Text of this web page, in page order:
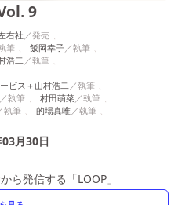
9
右社
飯岡幸子
浩二
ビス＋山村浩二
村田萌菜
的場真唯
月30日
ら発信する「LOOP」